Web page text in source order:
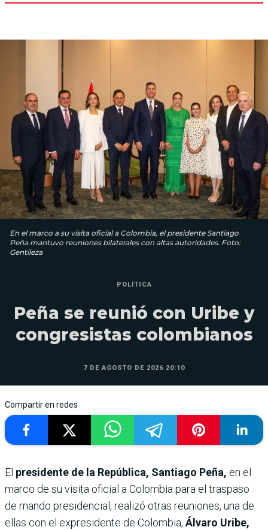
En el marco a su visita oficial a Colombia, el presidente Santiago
Peña mantuvo reuniones bilaterales con altas autoridades. Foto:
Gentileza
POLÍTICA
Peña se reunió con Uribe y
congresistas colombianos
7 DE AGOSTO DE 2026 20:10
Compartir en redes
El presidente de la República, Santiago Peña, en el
marco de su visita oficial a Colombia para el traspaso
de mando presidencial, realizó otras reuniones, una de
ellas con el expresidente de Colombia, Álvaro Uribe,